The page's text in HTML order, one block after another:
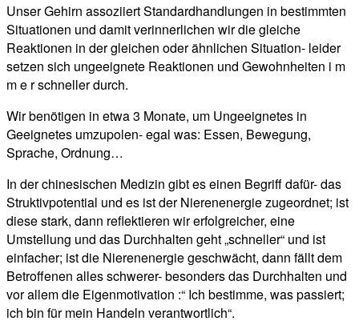
Unser Gehirn assoziiert Standardhandlungen in bestimmten
Situationen und damit verinnerlichen wir die gleiche
Reaktionen in der gleichen oder ähnlichen Situation- leider
setzen sich ungeeignete Reaktionen und Gewohnheiten i m
m e r schneller durch.
Wir benötigen in etwa 3 Monate, um Ungeeignetes in
Geeignetes umzupolen- egal was: Essen, Bewegung,
Sprache, Ordnung…
In der chinesischen Medizin gibt es einen Begriff dafür- das
Struktivpotential und es ist der Nierenenergie zugeordnet; ist
diese stark, dann reflektieren wir erfolgreicher, eine
Umstellung und das Durchhalten geht „schneller“ und ist
einfacher; ist die Nierenenergie geschwächt, dann fällt dem
Betroffenen alles schwerer- besonders das Durchhalten und
vor allem die Eigenmotivation :“ Ich bestimme, was passiert;
ich bin für mein Handeln verantwortlich“.